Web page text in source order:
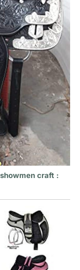
craft :